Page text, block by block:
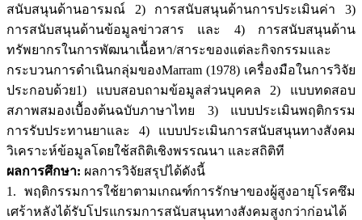
สนับสนุนด้านอารมณ์ 2) การสนับสนุนด้านการประเมินค่า 3)
การสนับสนุนด้านข้อมูลข่าวสาร และ 4) การสนับสนุนด้าน
ทรัพยากรในการพัฒนาเนื้อหา/สาระของแต่ละกิจกรรมและ
กระบวนการดำเนินกลุ่มของMarram (1978) เครื่องมือในการวิจัย
ประกอบด้วย1) แบบสอบถามข้อมูลส่วนบุคคล 2) แบบทดสอบ
สภาพสมองเบื้องต้นฉบับภาษาไทย 3) แบบประเมินพฤติกรรม
การรับประทานยาและ 4) แบบประเมินการสนับสนุนทางสังคม
วิเคราะห์ข้อมูลโดยใช้สถิติเชิงพรรณนา และสถิติที
ผลการศึกษา: ผลการวิจัยสรุปได้ดังนี้
1. พฤติกรรมการใช้ยาตามเกณฑ์การรักษาของผู้สูงอายุโรคซึม
เศร้าหลังได้รับโปรแกรมการสนับสนุนทางสังคมสูงกว่าก่อนได้